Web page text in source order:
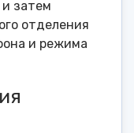
затем
отделения
и режима